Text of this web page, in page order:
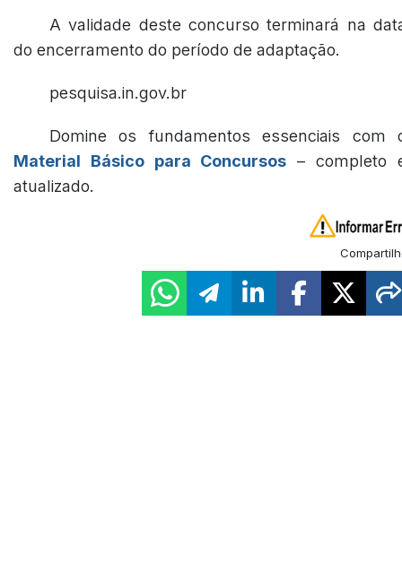
A validade deste concurso terminará na
do encerramento do período de adaptação.
pesquisa.in.gov.br
Domine os fundamentos essenciais com
Material Básico para Concursos – completo
atualizado.